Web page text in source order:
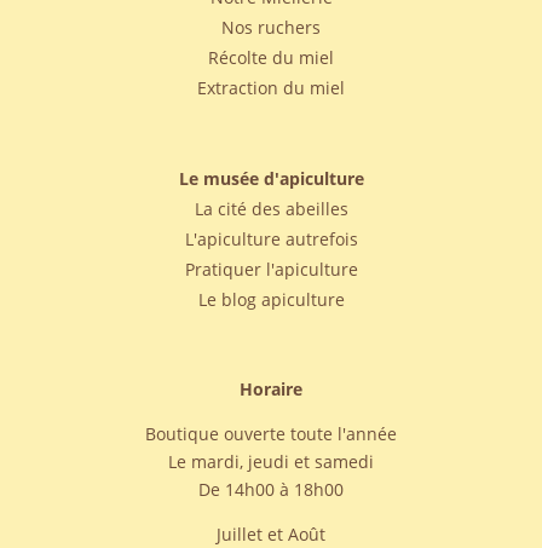
Nos ruchers
Récolte du miel
Extraction du miel
Le musée d'apiculture
La cité des abeilles
L'apiculture autrefois
Pratiquer l'apiculture
Le blog apiculture
Horaire
Boutique ouverte toute l'année
Le mardi, jeudi et samedi
De 14h00 à 18h00
Juillet et Août